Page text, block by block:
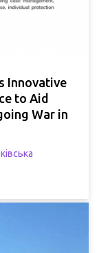
Innovative
to Aid
War in